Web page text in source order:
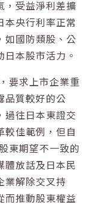
，受益淨利差擴
本央行利率正常
如國防類股、公
本股市活力。
要求上市企業重
品質較好的公
過往日本東證交
較佳範例，但自
東期望不一致的
體放話及日本民
業解除交叉持
而推動股東權益